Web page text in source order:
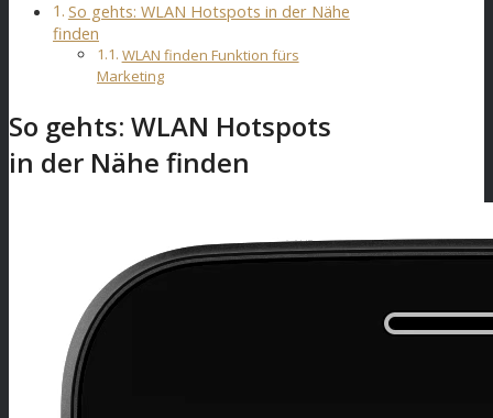
So gehts: WLAN Hotspots in der Nähe
finden
WLAN finden Funktion fürs
Marketing
So gehts: WLAN Hotspots
in der Nähe finden